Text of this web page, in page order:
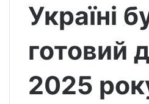
Україні
готовий
2025